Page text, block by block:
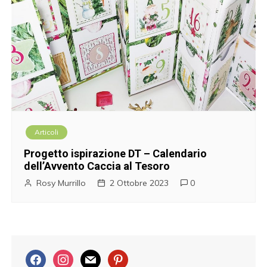
Articoli
Progetto ispirazione DT – Calendario
dell’Avvento Caccia al Tesoro
Rosy Murrillo 2 Ottobre 2023 0
f
i
m
p